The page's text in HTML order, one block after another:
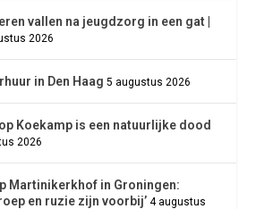
vallen na jeugdzorg in een gat |
2026
in Den Haag 5 augustus 2026
Koekamp is een natuurlijke dood
2026
Martinikerkhof in Groningen:
en ruzie zijn voorbij’ 4 augustus